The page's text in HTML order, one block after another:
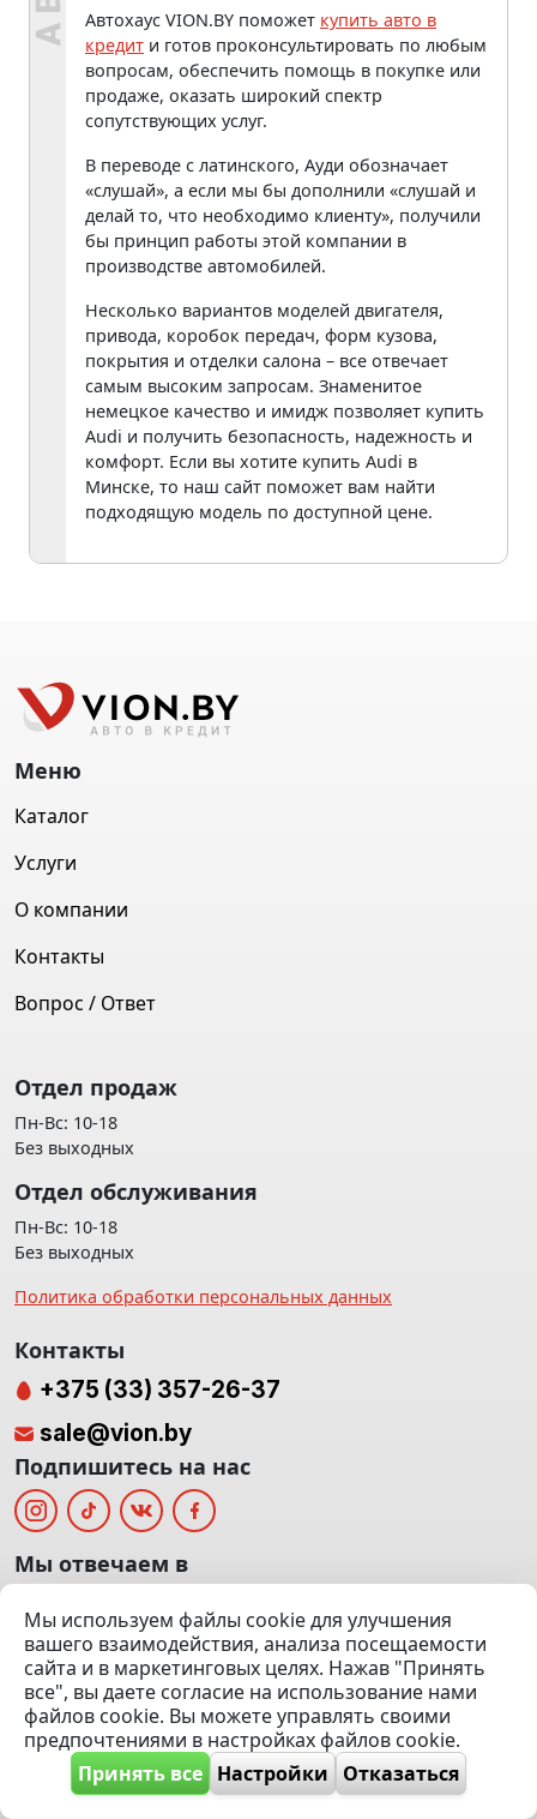
Автохаус VION.BY поможет купить авто в
кредит и готов проконсультировать по любым
вопросам, обеспечить помощь в покупке или
продаже, оказать широкий спектр
сопутствующих услуг.
В переводе с латинского, Ауди обозначает
«слушай», а если мы бы дополнили «слушай и
делай то, что необходимо клиенту», получили
бы принцип работы этой компании в
производстве автомобилей.
Несколько вариантов моделей двигателя,
привода, коробок передач, форм кузова,
покрытия и отделки салона – все отвечает
самым высоким запросам. Знаменитое
немецкое качество и имидж позволяет купить
Audi и получить безопасность, надежность и
комфорт. Если вы хотите купить Audi в
Минске, то наш сайт поможет вам найти
подходящую модель по доступной цене.
г. Минск, ТЦ «Паркинг» Ул. Куйбышева 40
(Офис: 5 этаж | Осмотр авто: 5 этаж)
Посмотреть на карте
© 2020 — 2026 VION.BY — Продажа, выкуп и обмен | УНП
Меню
Каталог
Услуги
О компании
Контакты
Вопрос / Ответ
Отдел продаж
Пн-Вс: 10-18
Без выходных
Отдел обслуживания
Пн-Вс: 10-18
Без выходных
Политика обработки персональных данных
Мы используем файлы cookie для улучшения
вашего взаимодействия, анализа посещаемости
сайта и в маркетинговых целях. Нажав "Принять
все", вы даете согласие на использование нами
файлов cookie. Вы можете управлять своими
предпочтениями в настройках файлов cookie.
Принять все Настройки Отказаться
Контакты
+375 (33) 357-26-37
sale@vion.by
Подпишитесь на нас
Мы отвечаем в